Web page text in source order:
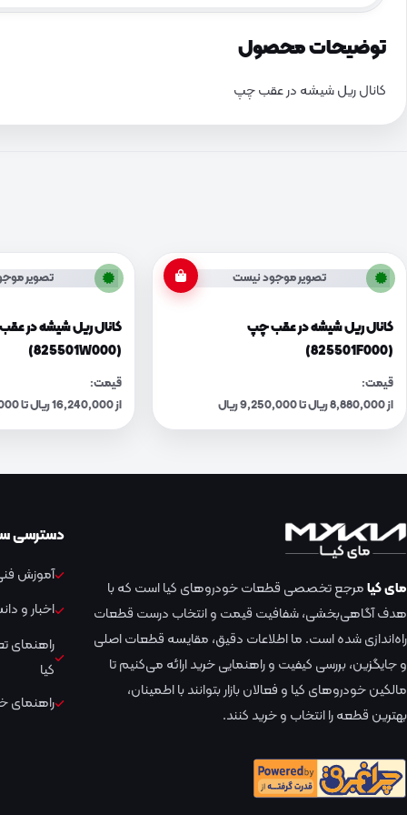
توضیحات محصول
کانال ریل شیشه در عقب چپ
تصویر موجود نیست
کانال ریل شیشه در عقب چپ
(825501F000)
قیمت:
از 8,880,000 ریال تا 9,250,000 ریال
تصویر
کانال ریل شیشه در
(825501W000)
قیمت:
از 16,240,000 ریال تا 16,900,000 ریال
مای کیامرجع تخصصی قطعات خودروهای کیا است که با
هدف آگاهی‌بخشی، شفافیت قیمت و انتخاب درست قطعات
راه‌اندازی شده است. ما اطلاعات دقیق، مقایسه قطعات اصلی
و جایگزین، بررسی کیفیت و راهنمایی خرید ارائه می‌کنیم تا
مالکین خودروهای کیا و فعالان بازار بتوانند با اطمینان،
بهترین قطعه را انتخاب و خرید کنند.
دسترسی
آموزش
اخبار و
راهنمای
کیا
راهنمای